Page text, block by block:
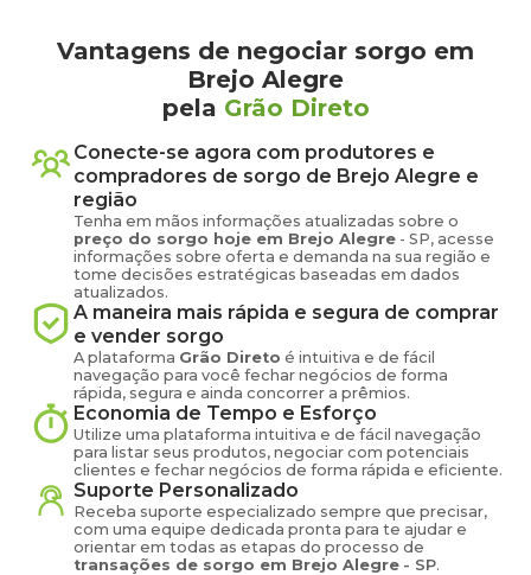
Vantagens de negociar sorgo em
Brejo Alegre
pela Grão Direto
Conecte-se agora com produtores e
compradores de sorgo de Brejo Alegre e
região
Tenha em mãos informações atualizadas sobre o
preço do sorgo hoje em Brejo Alegre - SP, acesse
informações sobre oferta e demanda na sua região e
tome decisões estratégicas baseadas em dados
atualizados.
A maneira mais rápida e segura de comprar
e vender sorgo
A plataforma Grão Direto é intuitiva e de fácil
navegação para você fechar negócios de forma
rápida, segura e ainda concorrer a prêmios.
Economia de Tempo e Esforço
Utilize uma plataforma intuitiva e de fácil navegação
para listar seus produtos, negociar com potenciais
clientes e fechar negócios de forma rápida e eficiente.
Suporte Personalizado
Receba suporte especializado sempre que precisar,
com uma equipe dedicada pronta para te ajudar e
orientar em todas as etapas do processo de
transações de sorgo em Brejo Alegre - SP.